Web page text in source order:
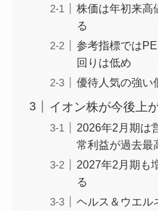
株価は年初来高
る
参考指標では
回りは低め
優待人気の強い
イオン株が今後上
2026年2月期は
常利益が過去最
2027年2月期も
る
ヘルス＆ウエル